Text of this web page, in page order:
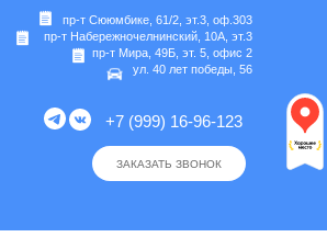
ЗАКАЗАТЬ ЗВОНОК
пр-т Сююмбике, 61/2, эт.3, оф.303
пр-т Набережночелнинский, 10А, эт.3
пр-т Мира, 49Б, эт. 5, офис 2
ул. 40 лет победы, 56
+7 (999) 16-96-123